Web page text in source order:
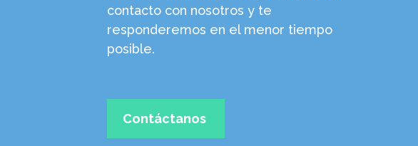
contacto con nosotros y te
responderemos en el menor tiempo
posible.
Contáctanos